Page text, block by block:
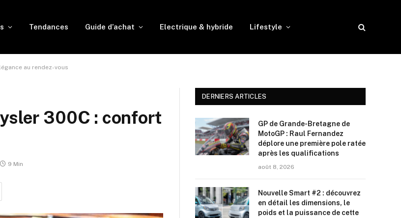
Tendances Guide d’achat Electrique & hybride Lifestyle
au rendez-vous
300C : confort
9 Min
DERNIERS ARTICLES
GP de Grande-Bretagne de
MotoGP : Raul Fernandez
déplore une première pole ratée
après les qualifications
août 8, 2026
Nouvelle Smart #2 : découvrez
en détail les dimensions, le
poids et la puissance de cette